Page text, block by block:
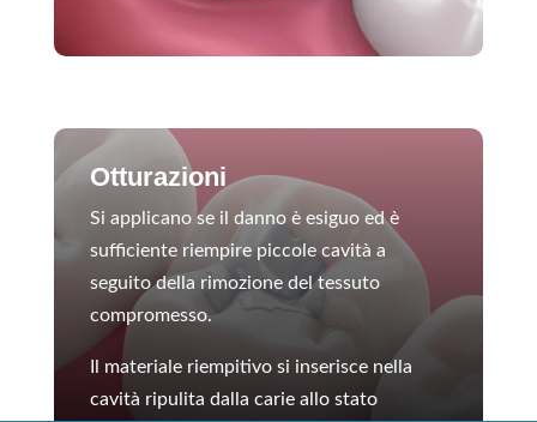
Otturazioni
Si applicano se il danno è esiguo ed è
sufficiente riempire piccole cavità a
seguito della rimozione del tessuto
compromesso.
Il materiale riempitivo si inserisce nella
cavità ripulita dalla carie allo stato